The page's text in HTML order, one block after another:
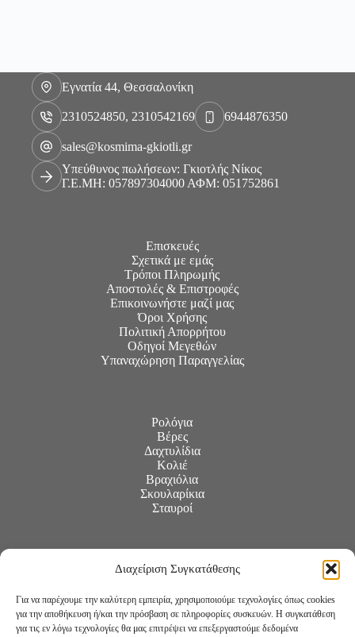
Διαχείριση Συγκατάθεσης
Για να παρέχουμε την καλύτερη εμπειρία, χρησιμοποιούμε τεχνολογίες όπως cookies
για την αποθήκευση ή/και την πρόσβαση σε πληροφορίες συσκευών. Η συγκατάθεση
για τις εν λόγω τεχνολογίες θα μας επιτρέψει να επεξεργαστούμε δεδομένα
Εγνατία 44, Θεσσαλονίκη
2310524850, 2310542169 6944876350
sales@kosmima-gkiotli.gr
Υπεύθυνος πωλήσεων: Γκιοτλής Νίκος
Γ.Ε.ΜΗ: 057897304000 ΑΦΜ: 051752861
Επισκευές
Σχετικά με εμάς
Τρόποι Πληρωμής
Αποστολές & Επιστροφές
Επικοινωνήστε μαζί μας
Όροι Χρήσης
Πολιτική Απορρήτου
Οδηγοί Μεγεθών
Υπαναχώρηση Παραγγελίας
Ρολόγια
Βέρες
Δαχτυλίδια
Κολιέ
Βραχιόλια
Σκουλαρίκια
Σταυροί